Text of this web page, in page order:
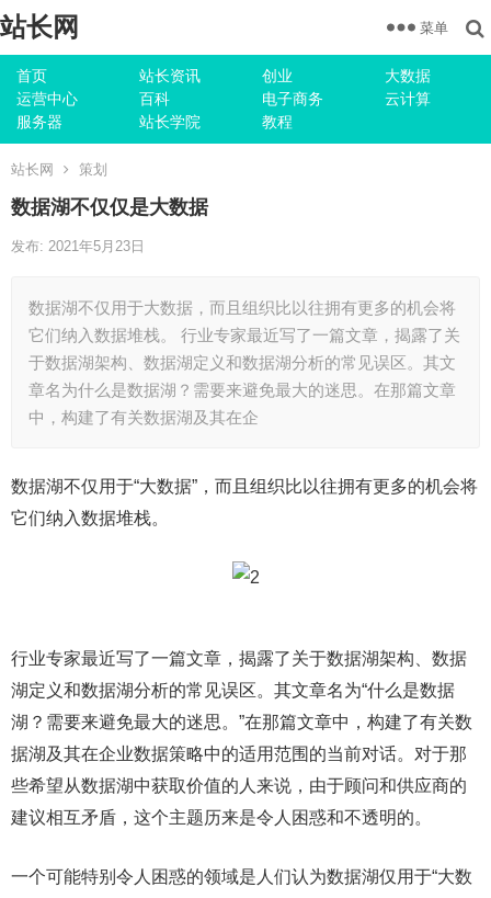
站长网
首页 站长资讯 创业
大数据
运营中心
百科 电子商务
云计算
服务器
站长学院 教程
菜单
站长网 策划
数据湖不仅仅是大数据
发布: 2021年5月23日
数据湖不仅用于大数据，而且组织比以往拥有更多的机会将
它们纳入数据堆栈。 行业专家最近写了一篇文章，揭露了关
于数据湖架构、数据湖定义和数据湖分析的常见误区。其文
章名为什么是数据湖？需要来避免最大的迷思。在那篇文章
中，构建了有关数据湖及其在企
数据湖不仅用于“大数据”，而且组织比以往拥有更多的机会将
它们纳入数据堆栈。
行业专家最近写了一篇文章，揭露了关于数据湖架构、数据
湖定义和数据湖分析的常见误区。其文章名为“什么是数据
湖？需要来避免最大的迷思。”在那篇文章中，构建了有关数
据湖及其在企业数据策略中的适用范围的当前对话。对于那
些希望从数据湖中获取价值的人来说，由于顾问和供应商的
建议相互矛盾，这个主题历来是令人困惑和不透明的。
一个可能特别令人困惑的领域是人们认为数据湖仅用于“大数